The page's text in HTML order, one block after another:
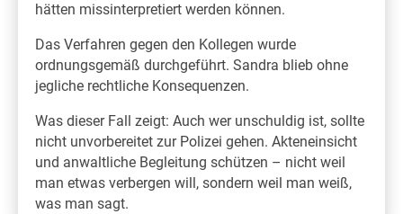
hätten missinterpretiert werden können.
Das Verfahren gegen den Kollegen wurde
ordnungsgemäß durchgeführt. Sandra blieb ohne
jegliche rechtliche Konsequenzen.
Was dieser Fall zeigt: Auch wer unschuldig ist, sollte
nicht unvorbereitet zur Polizei gehen. Akteneinsicht
und anwaltliche Begleitung schützen – nicht weil
man etwas verbergen will, sondern weil man weiß,
was man sagt.